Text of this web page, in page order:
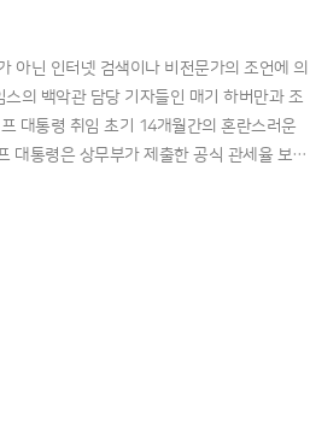
아닌 인터넷 검색이나 비전문가의 조언에 의
의 백악관 담당 기자들인 매기 하버만과 조
대통령 취임 초기 14개월간의 혼란스러운
대통령은 상무부가 제출한 공식 관세율 보고